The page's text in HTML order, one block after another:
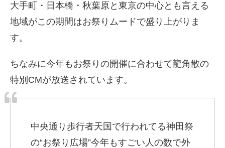
大手町・日本橋・秋葉原と東京の中心とも言える
地域がこの期間はお祭りムードで盛り上がりま
す。
ちなみに今年もお祭りの開催に合わせて龍角散の
特別CMが放送されています。
中央通り歩行者天国で行われてる神田祭
の“お祭り広場”今年もすごい人の数で外